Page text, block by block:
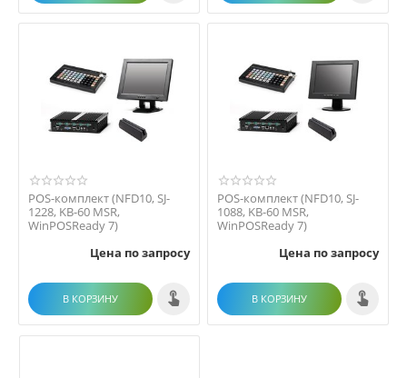
POS-комплект (NFD10, SJ-
1228, KB-60 MSR,
WinPOSReady 7)
Цена по запросу
В КОРЗИНУ
POS-комплект (NFD10, SJ-
1088, KB-60 MSR,
WinPOSReady 7)
Цена по запросу
В КОРЗИНУ